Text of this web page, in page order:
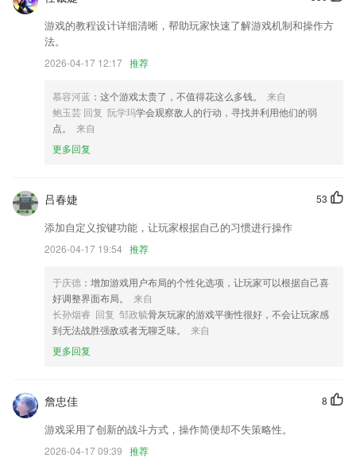
细节体验优化
增加考勤范围查看功能。
让手机运行更流畅
新增线路优先级调整；
UI页面改版；
进行打分评论，说出您的使用经历，以帮助我们更好的对产品进行优化修
改。
游戏的教程设计详细清晰，帮助玩家快速了解游戏机制和操作方
法。
2026-04-17 12:17 推荐
慕容河蓝 ：这个游戏太贵了，不值得花这么多钱。
来自
鲍玉芸 回复 阮学玛学会观察敌人的行动，寻找并利用他们的弱
点。
来自
更多回复
53
吕春婕
添加自定义按键功能，让玩家根据自己的习惯进行操作
2026-04-17 19:54 推荐
于庆德 ：增加游戏用户布局的个性化选项，让玩家可以根据自己喜
好调整界面布局。
来自
长孙烟睿 回复 邹政毓骨灰玩家的游戏平衡性很好，不会让玩家感
到无法战胜强敌或者无聊乏味。
来自
更多回复
8
詹忠佳
游戏采用了创新的战斗方式，操作简便却不失策略性。
2026-04-17 09:39 推荐